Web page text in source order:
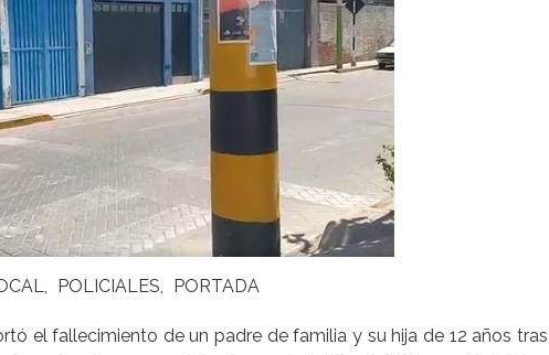
POLICIALES PORTADA
el fallecimiento de un padre de familia y su hija de 12 años tras